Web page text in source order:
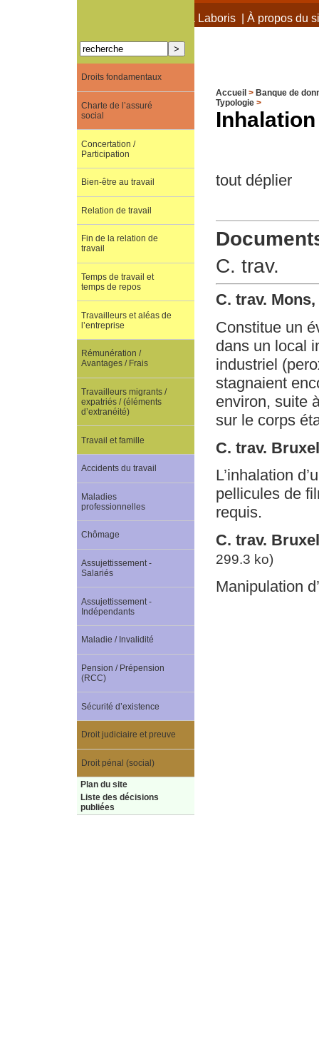
À propos de Terra Laboris| À propos du
Accueil > Banque de
Typologie>
tout déplier
C. trav.
C. trav.
Constitue un
dans un local
industriel
stagnaient
environ, suite
sur le corps
C. trav.
L’inhalation
pellicules de
requis.
C. trav.
299.3 ko)
Manipulation
Droits fondamentaux
Charte de l’assuré
social
Concertation /
Participation
Bien-être au travail
Relation de travail
Fin de la relation de
travail
Temps de travail et
temps de repos
Travailleurs et aléas de
l’entreprise
Rémunération /
Avantages / Frais
Travailleurs migrants /
expatriés / (éléments
d’extranéité)
Travail et famille
Accidents du travail
Maladies
professionnelles
Chômage
Assujettissement -
Salariés
Assujettissement -
Indépendants
Maladie / Invalidité
Pension / Prépension
(RCC)
Sécurité d’existence
Droit judiciaire et preuve
Droit pénal (social)
Plan du site
Liste des décisions
publiées